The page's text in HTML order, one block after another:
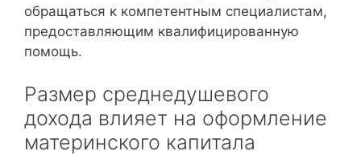
обращаться к компетентным специалистам,
предоставляющим квалифицированную
помощь.
Размер среднедушевого
дохода влияет на оформление
материнского капитала